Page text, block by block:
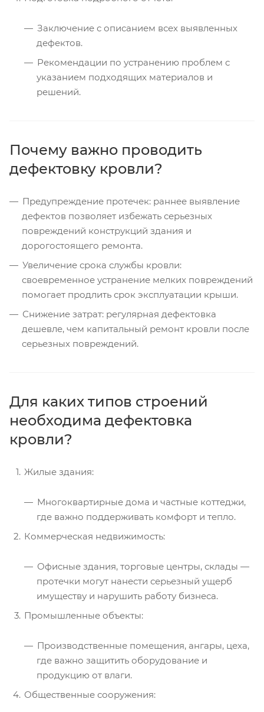
Заключение с описанием всех выявленных
дефектов.
Рекомендации по устранению проблем с
указанием подходящих материалов и
решений.
Почему важно проводить
дефектовку кровли?
Предупреждение протечек: раннее выявление
дефектов позволяет избежать серьезных
повреждений конструкций здания и
дорогостоящего ремонта.
Увеличение срока службы кровли:
своевременное устранение мелких повреждений
помогает продлить срок эксплуатации крыши.
Снижение затрат: регулярная дефектовка
дешевле, чем капитальный ремонт кровли после
серьезных повреждений.
Для каких типов строений
необходима дефектовка
кровли?
Жилые здания:
Многоквартирные дома и частные коттеджи,
где важно поддерживать комфорт и тепло.
Коммерческая недвижимость:
Офисные здания, торговые центры, склады —
протечки могут нанести серьезный ущерб
имуществу и нарушить работу бизнеса.
Промышленные объекты:
Производственные помещения, ангары, цеха,
где важно защитить оборудование и
продукцию от влаги.
Общественные сооружения: